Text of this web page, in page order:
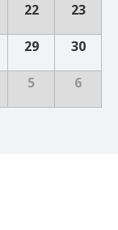
22 23
29 30
5 6